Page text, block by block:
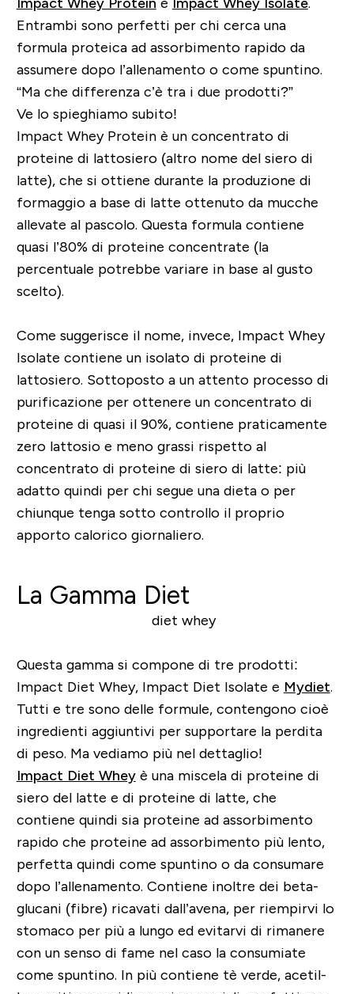
Entrambi sono perfetti per chi cerca una
formula proteica ad assorbimento rapido da
assumere dopo l’allenamento o come spuntino.
“Ma che differenza c’è tra i due prodotti?”
Ve lo spieghiamo subito!
Impact Whey Protein è un concentrato di
proteine di lattosiero (altro nome del siero di
latte), che si ottiene durante la produzione di
formaggio a base di latte ottenuto da mucche
allevate al pascolo. Questa formula contiene
quasi l’80% di proteine concentrate (la
percentuale potrebbe variare in base al gusto
scelto).
Come suggerisce il nome, invece, Impact Whey
Isolate contiene un isolato di proteine di
lattosiero. Sottoposto a un attento processo di
purificazione per ottenere un concentrato di
proteine di quasi il 90%, contiene praticamente
zero lattosio e meno grassi rispetto al
concentrato di proteine di siero di latte: più
adatto quindi per chi segue una dieta o per
chiunque tenga sotto controllo il proprio
apporto calorico giornaliero.
La Gamma Diet
Questa gamma si compone di tre prodotti:
Impact Diet Whey, Impact Diet Isolate e Mydiet.
Tutti e tre sono delle formule, contengono cioè
ingredienti aggiuntivi per supportare la perdita
di peso. Ma vediamo più nel dettaglio!
Impact Diet Wheyè una miscela di proteine di
siero del latte e di proteine di latte, che
contiene quindi sia proteine ad assorbimento
rapido che proteine ad assorbimento più lento,
perfetta quindi come spuntino o da consumare
dopo l’allenamento. Contiene inoltre dei beta-
glucani (fibre) ricavati dall’avena, per riempirvi lo
stomaco per più a lungo ed evitarvi di rimanere
con un senso di fame nel caso la consumiate
come spuntino. In più contiene tè verde, acetil-